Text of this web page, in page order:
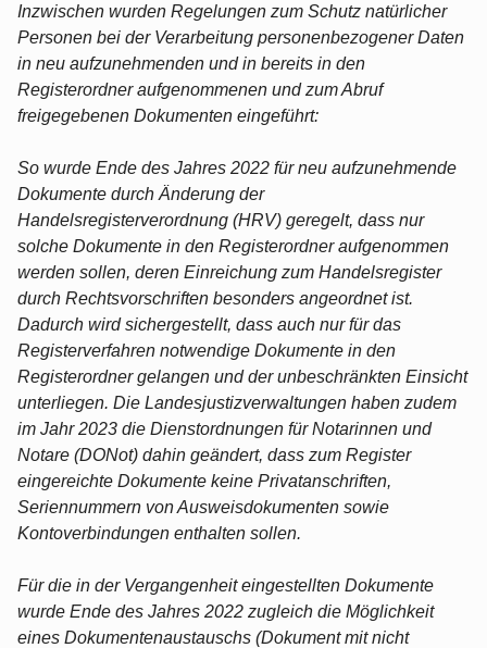
Inzwischen wurden Regelungen zum Schutz natürlicher
Personen bei der Verarbeitung personenbezogener Daten
in neu aufzunehmenden und in bereits in den
Registerordner aufgenommenen und zum Abruf
freigegebenen Dokumenten eingeführt:
So wurde Ende des Jahres 2022 für neu aufzunehmende
Dokumente durch Änderung der
Handelsregisterverordnung (HRV) geregelt, dass nur
solche Dokumente in den Registerordner aufgenommen
werden sollen, deren Einreichung zum Handelsregister
durch Rechtsvorschriften besonders angeordnet ist.
Dadurch wird sichergestellt, dass auch nur für das
Registerverfahren notwendige Dokumente in den
Registerordner gelangen und der unbeschränkten Einsicht
unterliegen. Die Landesjustizverwaltungen haben zudem
im Jahr 2023 die Dienstordnungen für Notarinnen und
Notare (DONot) dahin geändert, dass zum Register
eingereichte Dokumente keine Privatanschriften,
Seriennummern von Ausweisdokumenten sowie
Kontoverbindungen enthalten sollen.
Für die in der Vergangenheit eingestellten Dokumente
wurde Ende des Jahres 2022 zugleich die Möglichkeit
eines Dokumentenaustauschs (Dokument mit nicht